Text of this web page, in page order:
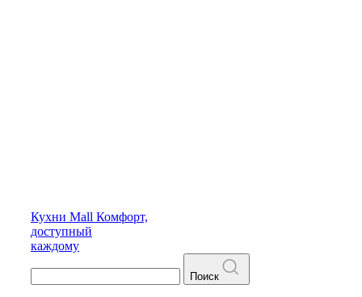
Кухни Mall Комфорт,
доступный
каждому
Поиск